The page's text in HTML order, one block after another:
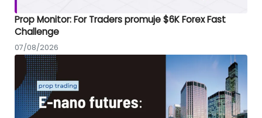
Prop Monitor: For Traders promuje $6K Forex Fast
Challenge
07/08/2026